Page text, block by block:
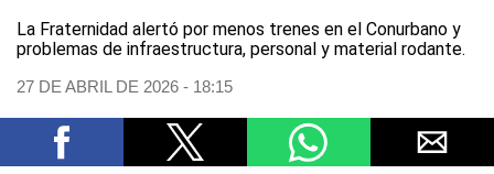
La Fraternidad alertó por menos trenes en el Conurbano y
problemas de infraestructura, personal y material rodante.
27 DE ABRIL DE 2026 - 18:15